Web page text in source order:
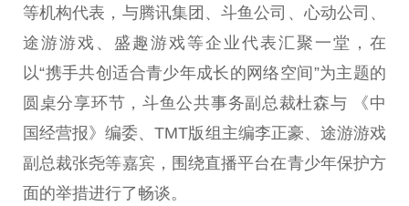
等机构代表，与腾讯集团、斗鱼公司、心动公司、
途游游戏、盛趣游戏等企业代表汇聚一堂，在
以“携手共创适合青少年成长的网络空间”为主题的
圆桌分享环节，斗鱼公共事务副总裁杜森与 《中
国经营报》编委、TMT版组主编李正豪、途游游戏
副总裁张尧等嘉宾，围绕直播平台在青少年保护方
面的举措进行了畅谈。